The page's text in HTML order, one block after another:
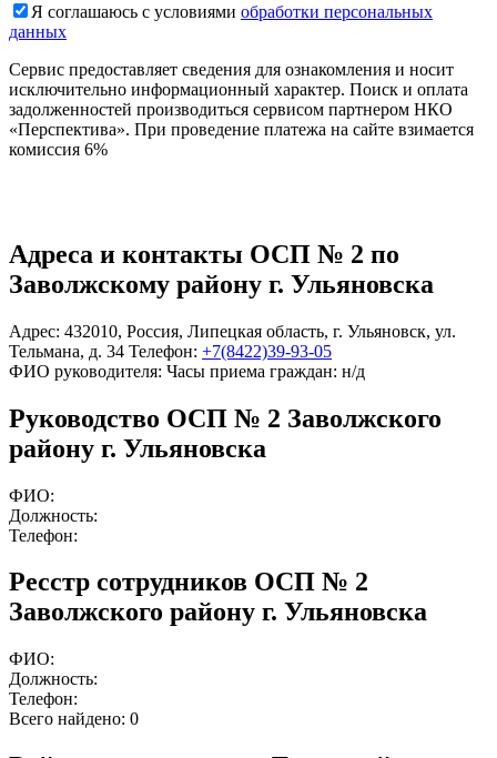
Я соглашаюсь с условиями обработки персональных
данных
Сервис предоставляет сведения для ознакомления и носит
исключительно информационный характер. Поиск и оплата
задолженностей производиться сервисом партнером НКО
«Перспектива». При проведение платежа на сайте взимается
комиссия 6%
Адреса и контакты ОСП № 2 по
Заволжскому району г. Ульяновска
Адрес: 432010, Россия, Липецкая область, г. Ульяновск, ул.
Тельмана, д. 34 Телефон: +7(8422)39-93-05
ФИО руководителя: Часы приема граждан: н/д
Руководство ОСП № 2 Заволжского
району г. Ульяновска
ФИО:
Должность:
Телефон:
Ресстр сотрудников ОСП № 2
Заволжского району г. Ульяновска
ФИО:
Должность:
Телефон:
Всего найдено: 0